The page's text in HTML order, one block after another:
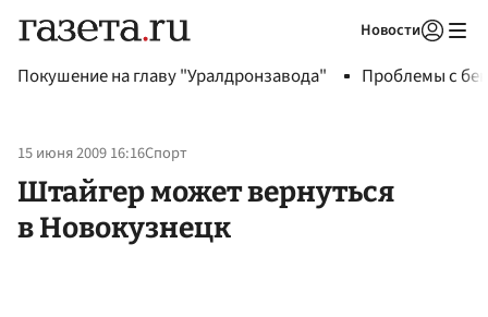
Новости
Покушение на главу "Уралдронзавода" Проблемы с
15 июня 2009 16:16Спорт
Штайгер может вернуться
в Новокузнецк